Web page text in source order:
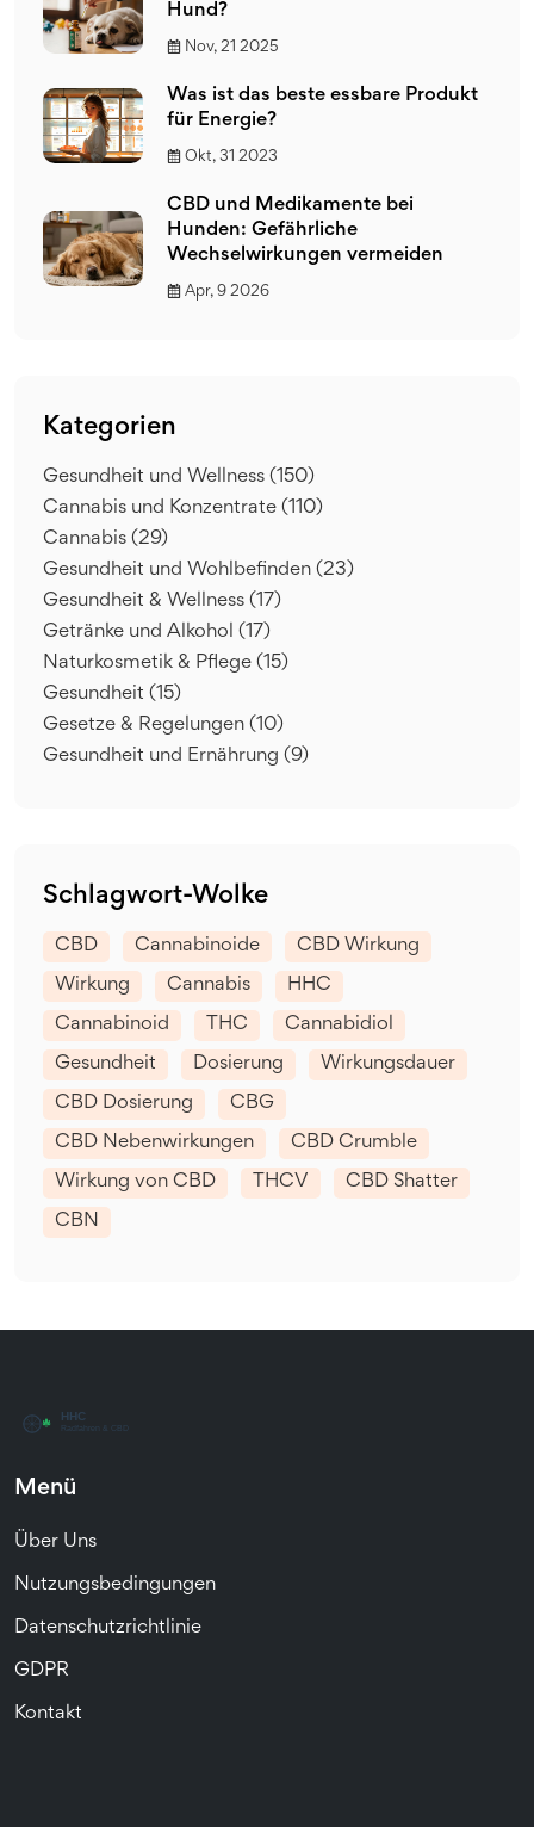
Hund?
Nov, 21 2025
Was ist das beste essbare Produkt
für Energie?
Okt, 31 2023
CBD und Medikamente bei
Hunden: Gefährliche
Wechselwirkungen vermeiden
Apr, 9 2026
Kategorien
Gesundheit und Wellness (150)
Cannabis und Konzentrate (110)
Cannabis (29)
Gesundheit und Wohlbefinden (23)
Gesundheit & Wellness (17)
Getränke und Alkohol (17)
Naturkosmetik & Pflege (15)
Gesundheit (15)
Gesetze & Regelungen (10)
Gesundheit und Ernährung (9)
Schlagwort-Wolke
CBD Cannabinoide CBD Wirkung
Wirkung Cannabis HHC
Cannabinoid THC Cannabidiol
Gesundheit Dosierung Wirkungsdauer
CBD Dosierung CBG
CBD Nebenwirkungen CBD Crumble
Wirkung von CBD THCV CBD Shatter
CBN
Menü
Über Uns
Nutzungsbedingungen
Datenschutzrichtlinie
GDPR
Kontakt